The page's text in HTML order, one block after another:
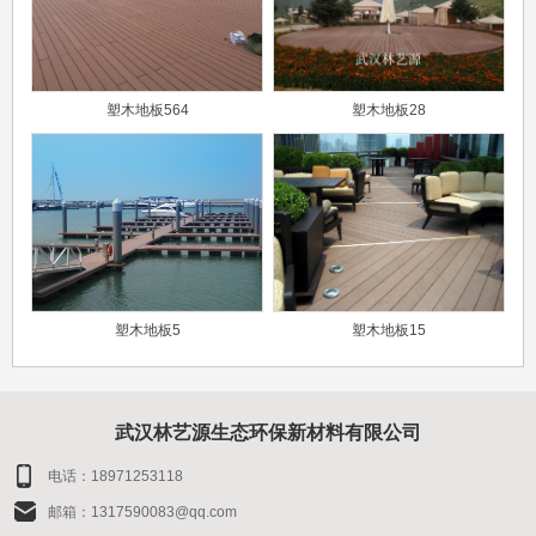
塑木地板564 塑木地板28
塑木地板5 塑木地板15
武汉林艺源生态环保新材料有限公司
电话：18971253118
邮箱：1317590083@qq.com